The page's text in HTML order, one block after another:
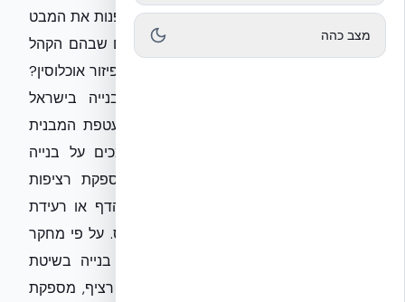
הנדסי, אקובילד סיסטם בע״מ מבקשת להפנות את המבט
לשאלה המהותית: האם המבנים והמרחבים שבהם הקהל
מתרכז תוכננו לשרוד תרחישי קיצון מעבר לפיזור אוכלוסין?
בפועל בשטח, רוב פתרונות המיגון והבנייה בישראל
מתמקדים ב'תאי הגנה' (ממ"ד), בעוד המעטפת המבנית
נותרת פגיעה. הבעיה מתחילה כשמסתמכים על בנייה
קונבנציונלית מבוססת בלוקים, שאינה מספקת רציפות
מבנית. המשמעות האמיתית היא שבזמן הדף או רעידת
אדמה, הקירות הללו הופכים לנטל ולא לנכס. על פי מחקר
EUCENTRE (פרוטוקול EUC062/2024E), בנייה בשיטת
NUDURA ICF המייצרת שלד בטון מונוליטי רציף, מספקת
מצב כהה